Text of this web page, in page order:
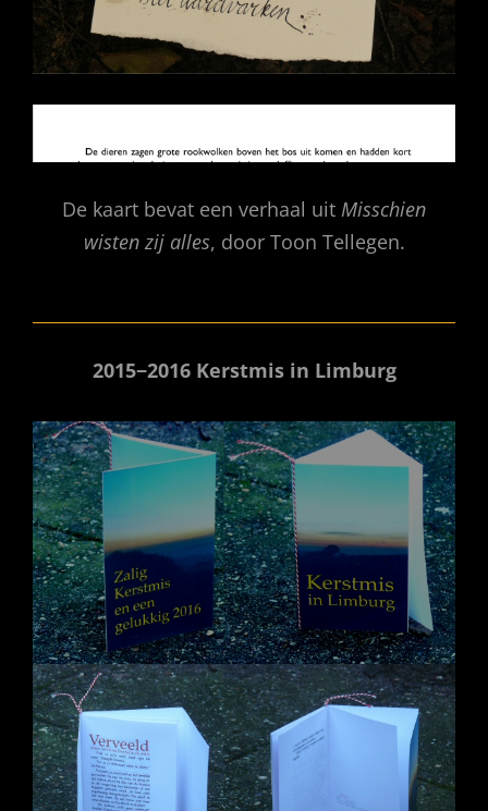
De kaart bevat een verhaal uit Misschien
wisten zij alles, door Toon Tellegen.
2015−2016 Kerstmis in Limburg